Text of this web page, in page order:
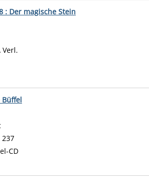
: Der magische Stein
Verl.
Büffel
CD